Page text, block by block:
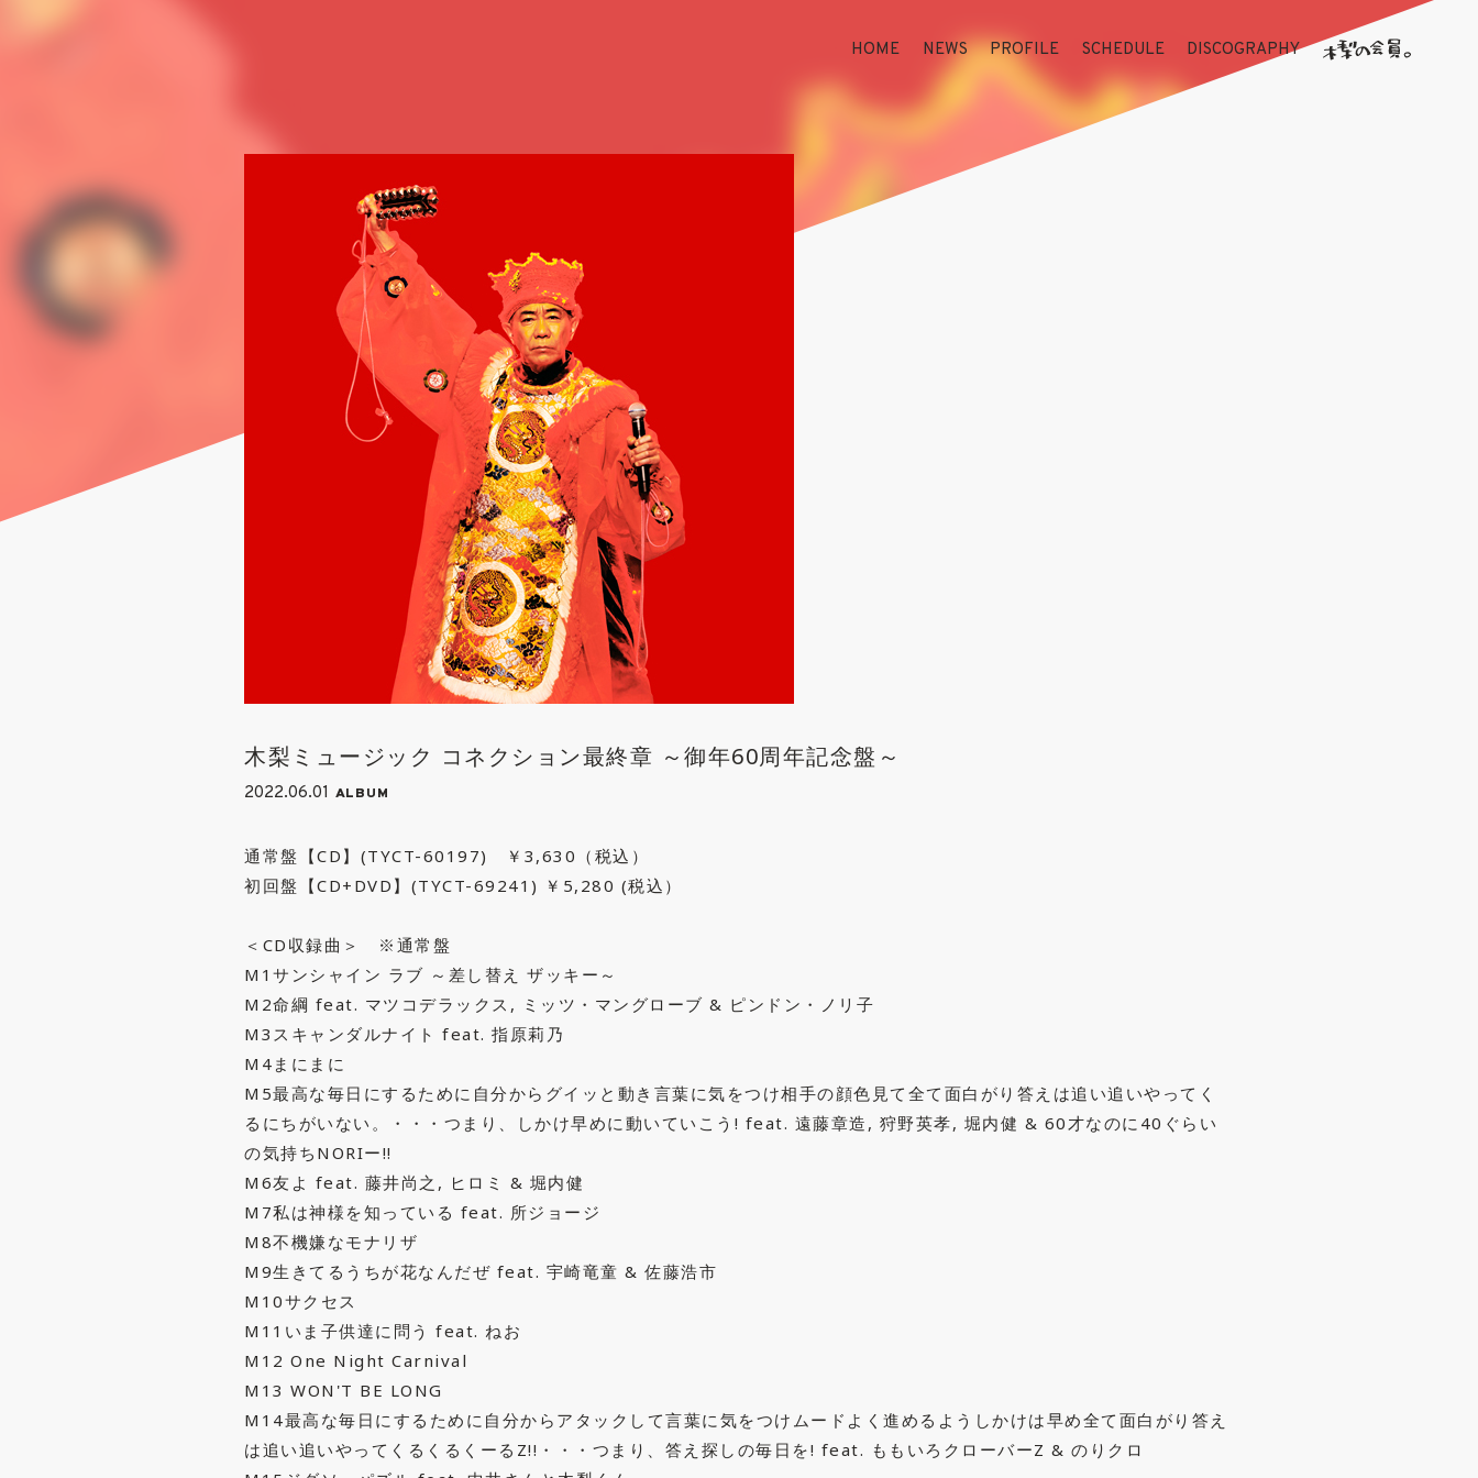
HOME NEWS PROFILE SCHEDULE DISCOGRAPHY
木梨ミュージック コネクション最終章 ～御年60周年記念盤～
2022.06.01 ALBUM
通常盤【CD】(TYCT-60197) ￥3,630（税込）
初回盤【CD+DVD】(TYCT-69241) ￥5,280 (税込）
＜CD収録曲＞ ※通常盤
M1サンシャイン ラブ ～差し替え ザッキー～
M2命綱 feat. マツコデラックス, ミッツ・マングローブ & ピンドン・ノリ子
M3スキャンダルナイト feat. 指原莉乃
M4まにまに
M5最高な毎日にするために自分からグイッと動き言葉に気をつけ相手の顔色見て全て面白がり答えは追い追いやってく
るにちがいない。・・・つまり、しかけ早めに動いていこう! feat. 遠藤章造, 狩野英孝, 堀内健 & 60才なのに40ぐらい
の気持ちNORIー!!
M6友よ feat. 藤井尚之, ヒロミ & 堀内健
M7私は神様を知っている feat. 所ジョージ
M8不機嫌なモナリザ
M9生きてるうちが花なんだぜ feat. 宇崎竜童 & 佐藤浩市
M10サクセス
M11いま子供達に問う feat. ねお
M12 One Night Carnival
M13 WON'T BE LONG
M14最高な毎日にするために自分からアタックして言葉に気をつけムードよく進めるようしかけは早め全て面白がり答え
は追い追いやってくるくるくーるZ!!・・・つまり、答え探しの毎日を! feat. ももいろクローバーZ & のりクロ